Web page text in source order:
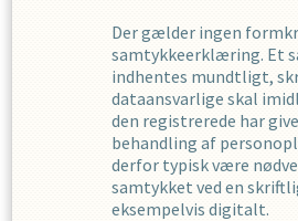
Der gælder ingen
samtykkeerklæring. Et
indhentes mundtligt,
dataansvarlige skal
den registrerede har
behandling af
derfor typisk være
samtykket ved en
eksempelvis digitalt.